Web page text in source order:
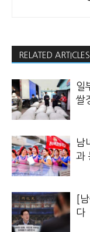
RELATED ARTICLES
일
쌀
남
과
[
다